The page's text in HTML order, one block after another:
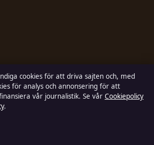
cookies för att driva sajten och, med
för analys och annonsering för att
vår journalistik. Se vår Cookiepolicy
.